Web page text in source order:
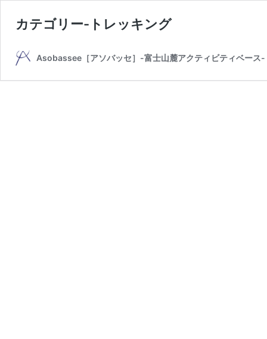
カテゴリー-トレッキング
Asobassee［アソバッセ］-富士山麓アクティビティベース-